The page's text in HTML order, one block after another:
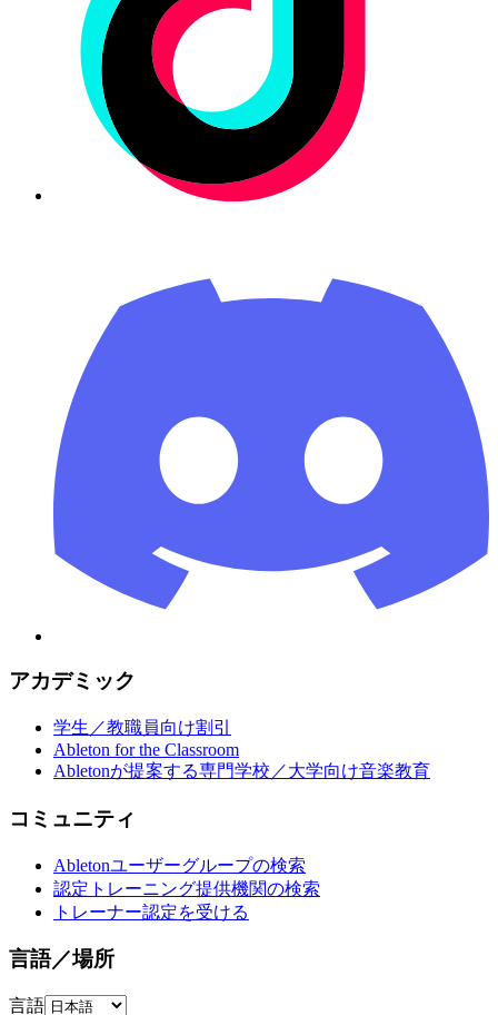
アカデミック
学生／教職員向け割引
Ableton for the Classroom
Abletonが提案する専門学校／大学向け音楽教育
コミュニティ
Abletonユーザーグループの検索
認定トレーニング提供機関の検索
トレーナー認定を受ける
言語／場所
言語